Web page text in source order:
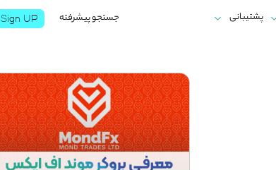
Sign UP جستجو پیشرفته پشتیبانی